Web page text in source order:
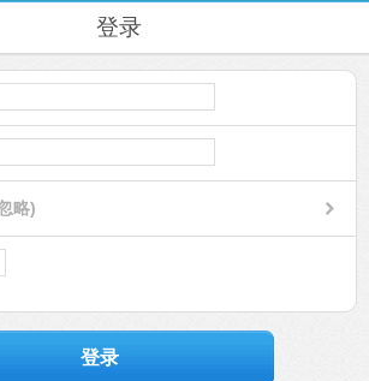
登录
略)
登录